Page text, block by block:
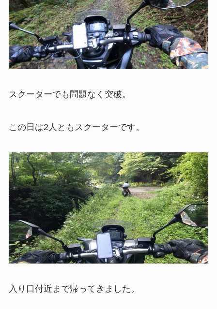
スクーターでも問題なく突破。
この日は2人ともスクーターです。
入り口付近まで帰ってきました。